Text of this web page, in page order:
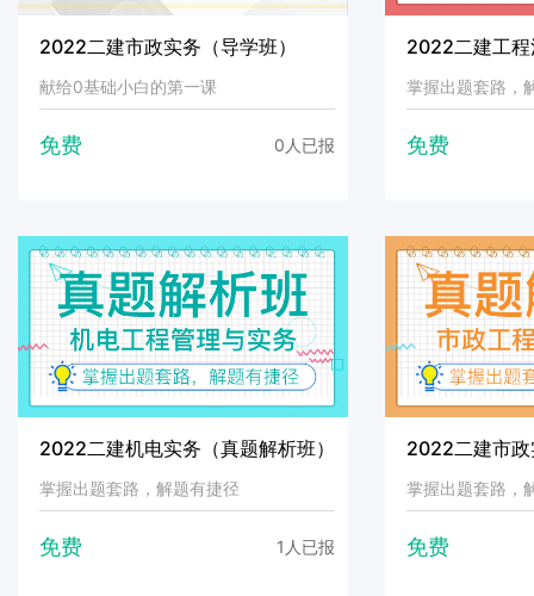
2022二建市政实务（导学班）
献给0基础小白的第一课
免费 0人已报
2022二建工
掌握出题套路，
免费
2022二建机电实务（真题解析班）
掌握出题套路，解题有捷径
免费 1人已报
2022二建市
掌握出题套路，
免费